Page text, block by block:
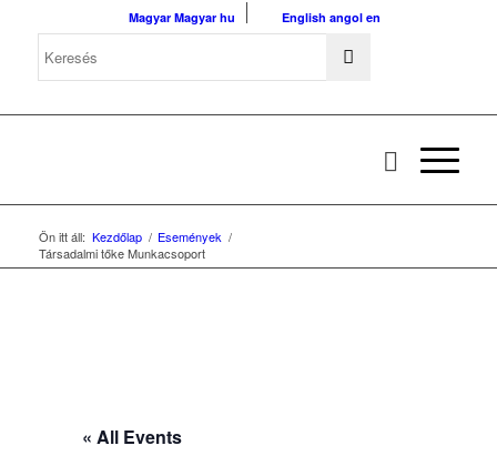
Magyar Magyar hu English angol en
Ön itt áll: Kezdőlap / Események /
Társadalmi tőke Munkacsoport
« All Events